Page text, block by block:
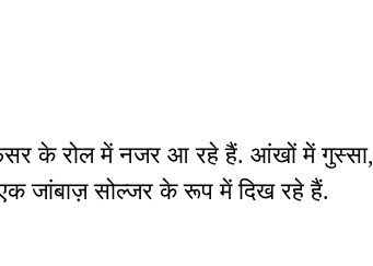
के रोल में नजर आ रहे हैं. आंखों में गुस्सा,
जांबाज़ सोल्जर के रूप में दिख रहे हैं.